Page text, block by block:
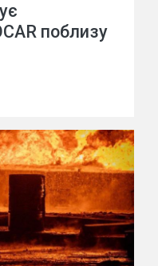
поблизу